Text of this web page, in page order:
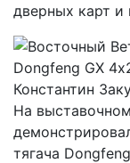
дверных карт
На
тягача